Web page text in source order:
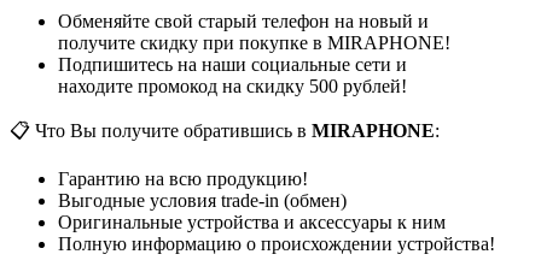
Обменяйте свой старый телефон на новый и
получите скидку при покупке в MIRAPHONE!
Подпишитесь на наши социальные сети и
находите промокод на скидку 500 рублей!
📋 Что Вы получите обратившись в MIRAPHONE:
Гарантию на всю продукцию!
Выгодные условия trade-in (обмен)
Оригинальные устройства и аксессуары к ним
Полную информацию о происхождении устройства!